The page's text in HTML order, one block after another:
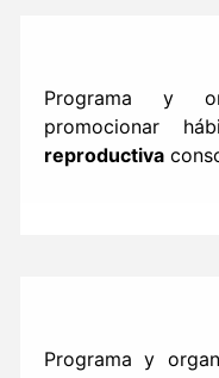
Programa y
promocionar
reproductiva
Programa y